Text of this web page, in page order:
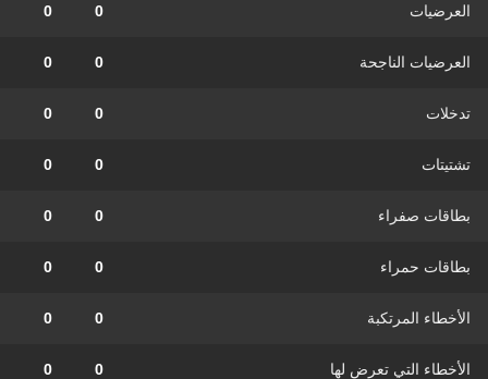
العرضيات 0
0
العرضيات الناجحة 0
0
تدخلات 0
0
تشتيتات 0
0
بطاقات صفراء 0
0
بطاقات حمراء 0
0
الأخطاء المرتكبة 0
0
الأخطاء التي تعرض لها 0
0